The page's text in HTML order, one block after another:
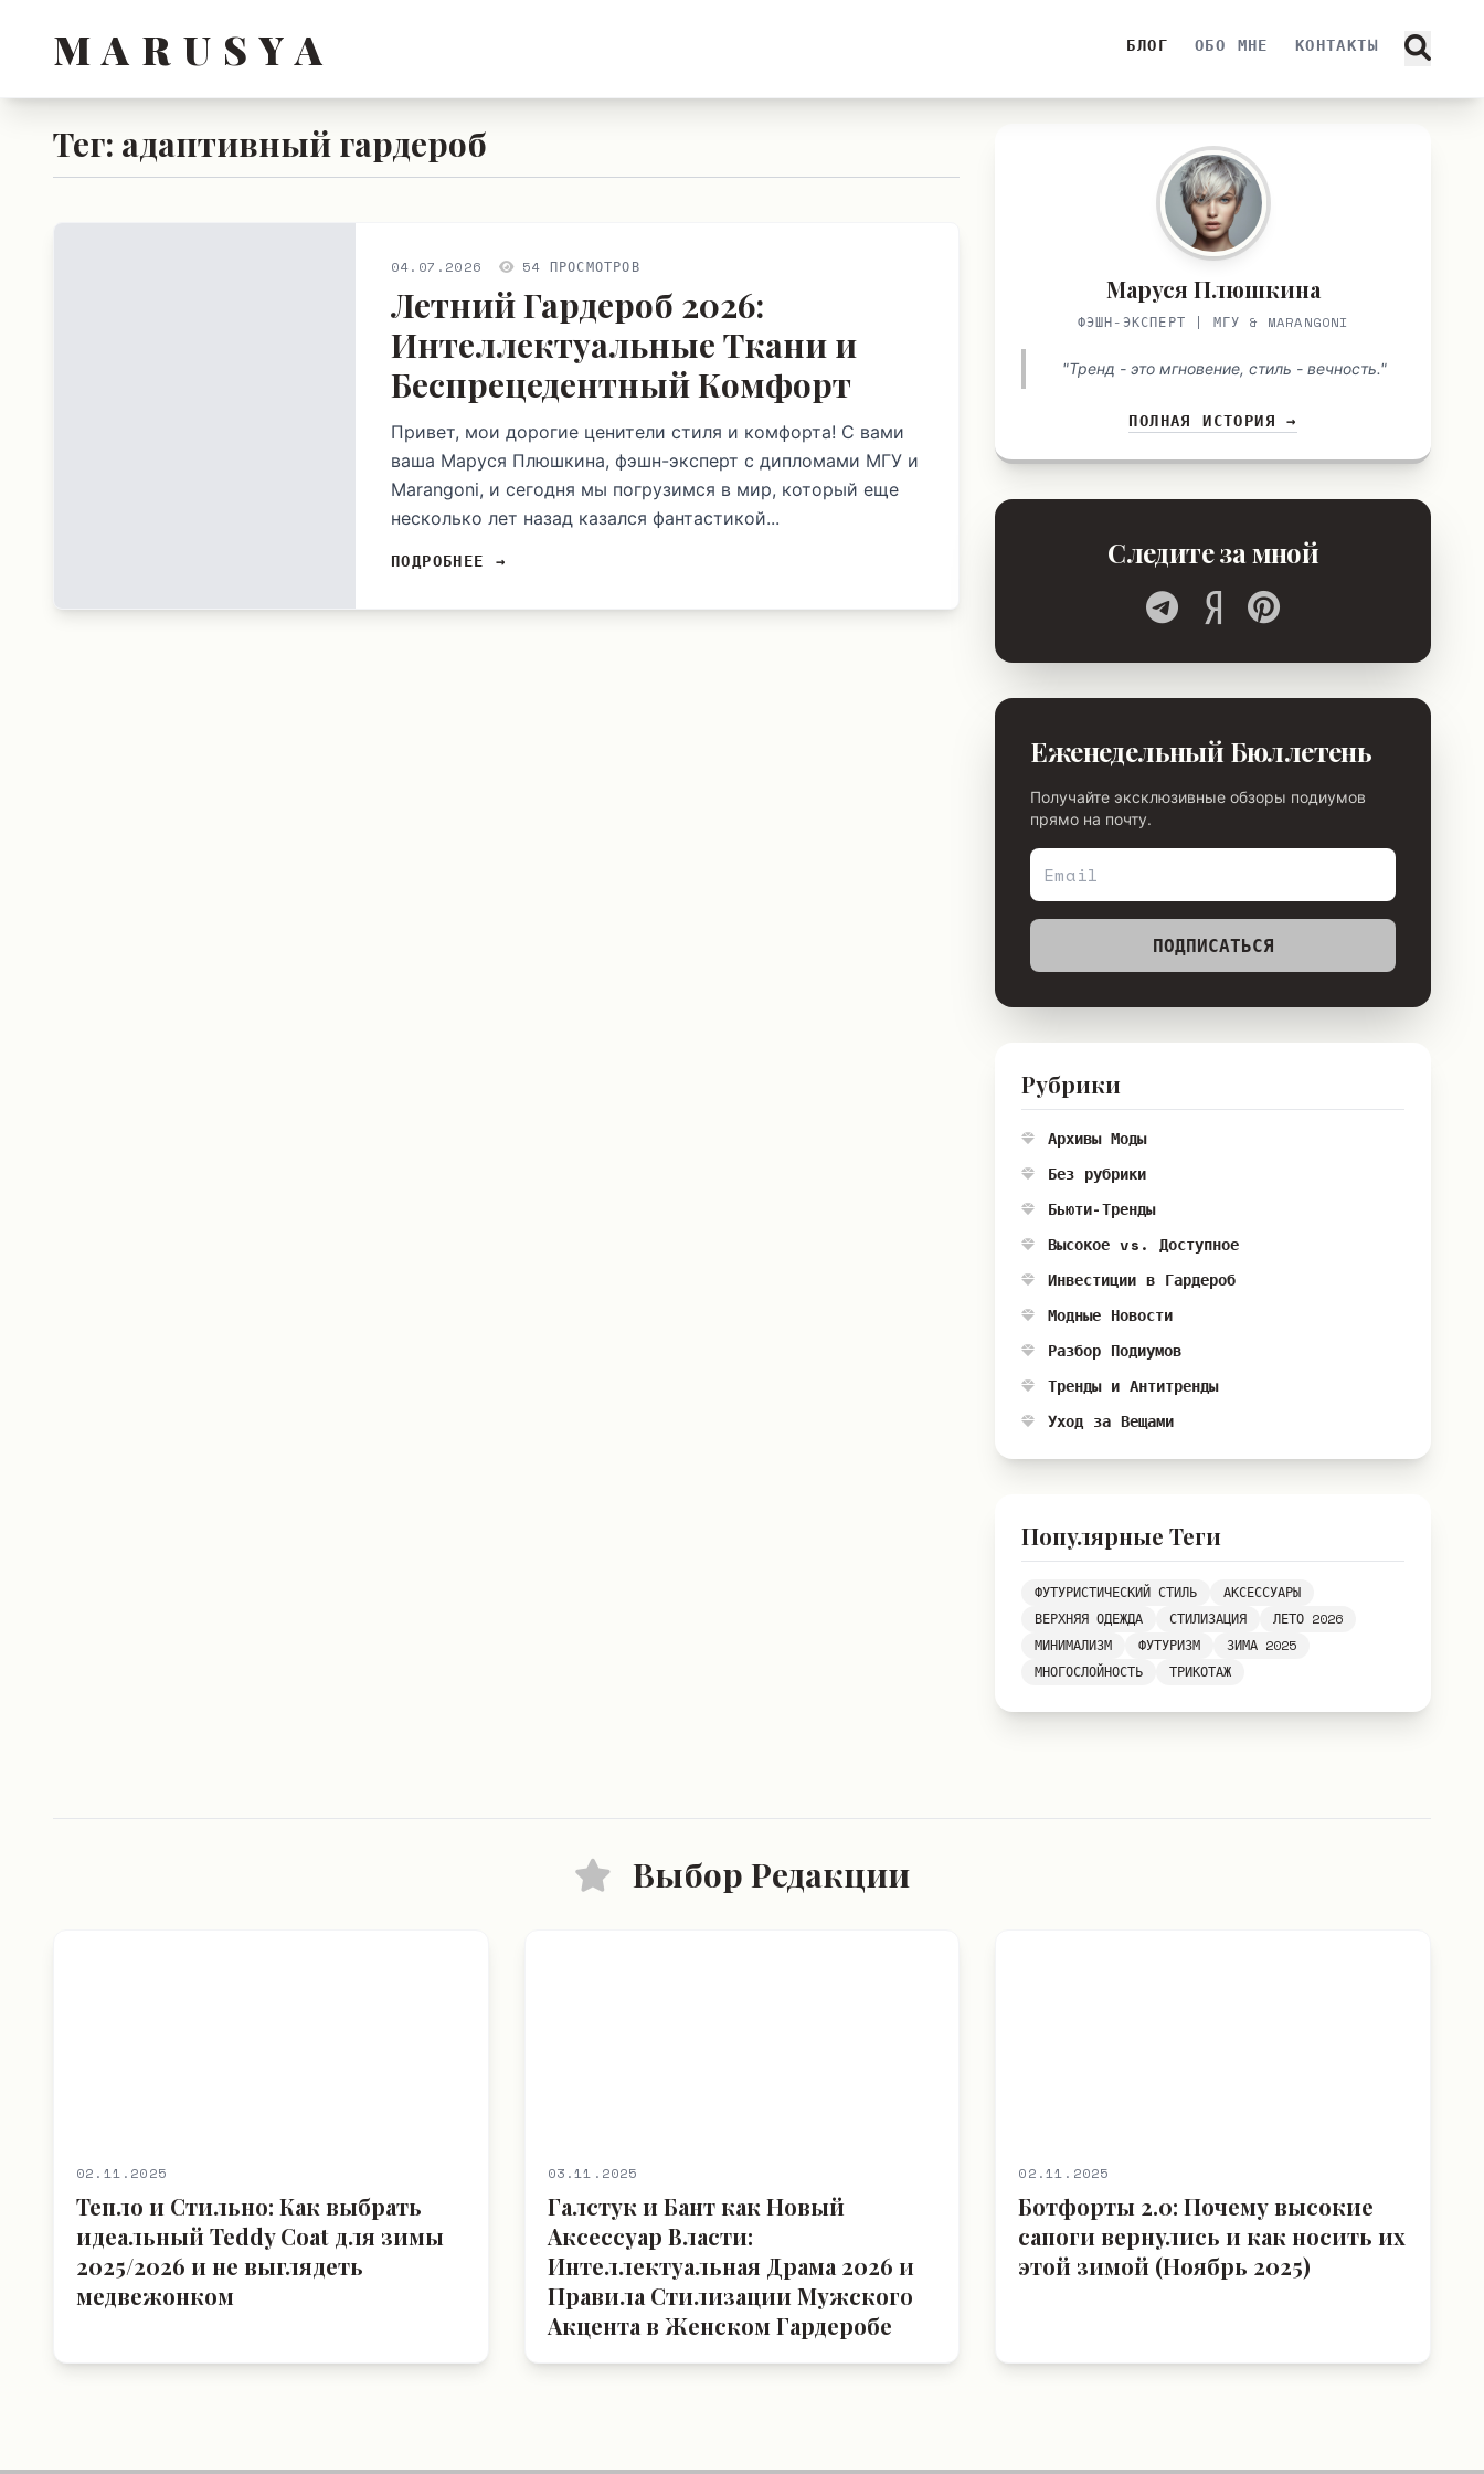
M A R U S Y A БЛОГ ОБО МНЕ КОНТАКТЫ
Тег: адаптивный гардероб
04.07.2026 54 ПРОСМОТРОВ
Летний Гардероб 2026:
Интеллектуальные Ткани и
Беспрецедентный Комфорт
Привет, мои дорогие ценители стиля и комфорта! С вами
ваша Маруся Плюшкина, фэшн-эксперт с дипломами МГУ и
Marangoni, и сегодня мы погрузимся в мир, который еще
несколько лет назад казался фантастикой...
ПОДРОБНЕЕ →
Маруся Плюшкина
ФЭШН-ЭКСПЕРТ | МГУ & MARANGONI
"Тренд - это мгновение, стиль - вечность."
ПОЛНАЯ ИСТОРИЯ →
Следите за мной
Еженедельный Бюллетень
Получайте эксклюзивные обзоры подиумов
прямо на почту.
ПОДПИСАТЬСЯ
Рубрики
Архивы Моды
Без рубрики
Бьюти-Тренды
Высокое vs. Доступное
Инвестиции в Гардероб
Модные Новости
Разбор Подиумов
Тренды и Антитренды
Уход за Вещами
Популярные Теги
ФУТУРИСТИЧЕСКИЙ СТИЛЬ
АКСЕССУАРЫ
ВЕРХНЯЯ ОДЕЖДА
СТИЛИЗАЦИЯ
ЛЕТО 2026
МИНИМАЛИЗМ
ФУТУРИЗМ
ЗИМА 2025
МНОГОСЛОЙНОСТЬ
ТРИКОТАЖ
Выбор Редакции
02.11.2025
Тепло и Стильно: Как выбрать
идеальный Teddy Coat для зимы
2025/2026 и не выглядеть
медвежонком
03.11.2025
Галстук и Бант как Новый
Аксессуар Власти:
Интеллектуальная Драма 2026 и
Правила Стилизации Мужского
Акцента в Женском Гардеробе
02.11.2025
Ботфорты 2.0: Почему высокие
сапоги вернулись и как носить их
этой зимой (Ноябрь 2025)